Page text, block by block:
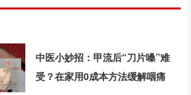
中医小妙招：甲流后“刀片嗓”难
受？在家用0成本方法缓解咽痛